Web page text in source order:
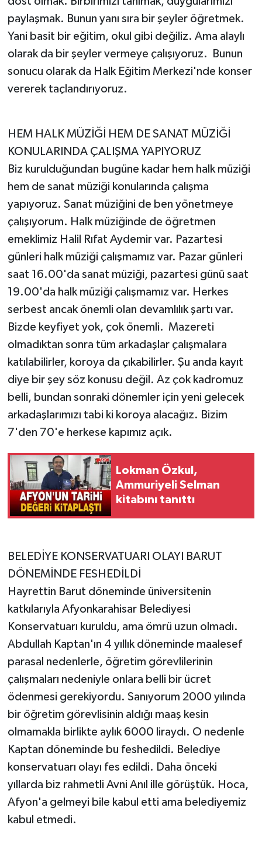
paylaşmak. Bunun yanı sıra bir şeyler öğretmek.
Yani basit bir eğitim, okul gibi değiliz. Ama alaylı
olarak da bir şeyler vermeye çalışıyoruz. Bunun
sonucu olarak da Halk Eğitim Merkezi'nde konser
vererek taçlandırıyoruz.
HEM HALK MÜZİĞİ HEM DE SANAT MÜZİĞİ
KONULARINDA ÇALIŞMA YAPIYORUZ
Biz kurulduğundan bugüne kadar hem halk müziği
hem de sanat müziği konularında çalışma
yapıyoruz. Sanat müziğini de ben yönetmeye
çalışıyorum. Halk müziğinde de öğretmen
emeklimiz Halil Rıfat Aydemir var. Pazartesi
günleri halk müziği çalışmamız var. Pazar günleri
saat 16.00'da sanat müziği, pazartesi günü saat
19.00'da halk müziği çalışmamız var. Herkes
serbest ancak önemli olan devamlılık şartı var.
Bizde keyfiyet yok, çok önemli. Mazereti
olmadıktan sonra tüm arkadaşlar çalışmalara
katılabilirler, koroya da çıkabilirler. Şu anda kayıt
diye bir şey söz konusu değil. Az çok kadromuz
belli, bundan sonraki dönemler için yeni gelecek
arkadaşlarımızı tabi ki koroya alacağız. Bizim
7'den 70'e herkese kapımız açık.
Lokman Özkul,
Ammuriyeli Selman
kitabını tanıttı
BELEDİYE KONSERVATUARI OLAYI BARUT
DÖNEMİNDE FESHEDİLDİ
Hayrettin Barut döneminde üniversitenin
katkılarıyla Afyonkarahisar Belediyesi
Konservatuarı kuruldu, ama ömrü uzun olmadı.
Abdullah Kaptan'ın 4 yıllık döneminde maalesef
parasal nedenlerle, öğretim görevlilerinin
çalışmaları nedeniyle onlara belli bir ücret
ödenmesi gerekiyordu. Sanıyorum 2000 yılında
bir öğretim görevlisinin aldığı maaş kesin
olmamakla birlikte aylık 6000 liraydı. O nedenle
Kaptan döneminde bu feshedildi. Belediye
konservatuarı olayı fes edildi. Daha önceki
yıllarda biz rahmetli Avni Anıl ille görüştük. Hoca,
Afyon'a gelmeyi bile kabul etti ama belediyemiz
kabul etmedi.